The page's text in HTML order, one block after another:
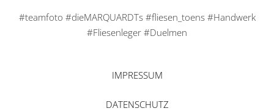
#teamfoto #dieMARQUARDTs #fliesen_toens #Handwerk
#Fliesenleger #Duelmen
IMPRESSUM
DATENSCHUTZ